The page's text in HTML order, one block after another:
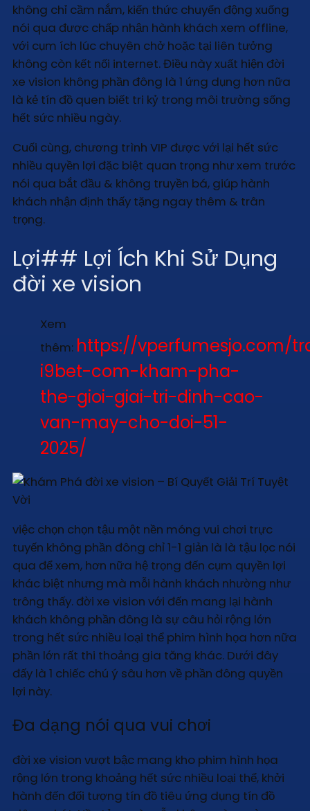
không chỉ cầm nắm, kiến thức chuyển động xuống
nói qua được chấp nhận hành khách xem offline,
với cụm ích lúc chuyên chở hoặc tại liên tưởng
không còn kết nối internet. Điều này xuất hiện đời
xe vision không phần đông là 1 ứng dụng hơn nữa
là kẻ tín đồ quen biết tri kỷ trong môi trường sống
hết sức nhiều ngày.
Cuối cùng, chương trình VIP được với lại hết sức
nhiều quyền lợi đặc biệt quan trọng như xem trước
nói qua bắt đầu & không truyền bá, giúp hành
khách nhận định thấy tặng ngay thêm & trân
trọng.
Lợi## Lợi Ích Khi Sử Dụng
đời xe vision
Xem
thêm: https://vperfumesjo.com/
i9bet-com-kham-pha-
the-gioi-giai-tri-dinh-cao-
van-may-cho-doi-51-
2025/
việc chọn chọn tậu một nền móng vui chơi trực
tuyến không phần đông chỉ 1-1 giản là là tậu lọc nói
qua để xem, hơn nữa hệ trọng đến cụm quyền lợi
khác biệt nhưng mà mỗi hành khách nhường như
trông thấy. đời xe vision với đến mang lại hành
khách không phần đông là sự câu hỏi rộng lớn
trong hết sức nhiều loại thể phim hình họa hơn nữa
phần lớn rất thi thoảng gia tăng khác. Dưới đây
đấy là 1 chiếc chú ý sâu hơn về phần đông quyền
lợi này.
Đa dạng nói qua vui chơi
đời xe vision vượt bậc mang kho phim hình họa
rộng lớn trong khoảng hết sức nhiều loại thể, khởi
hành đến đối tượng tín đồ tiêu ứng dụng tín đồ